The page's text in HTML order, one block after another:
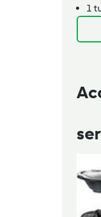
1